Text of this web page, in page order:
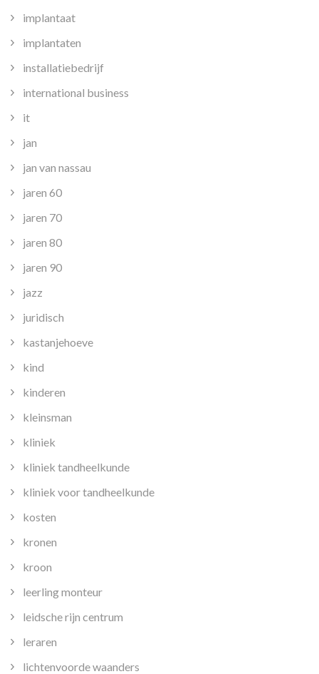
implantaat
implantaten
installatiebedrijf
international business
it
jan
jan van nassau
jaren 60
jaren 70
jaren 80
jaren 90
jazz
juridisch
kastanjehoeve
kind
kinderen
kleinsman
kliniek
kliniek tandheelkunde
kliniek voor tandheelkunde
kosten
kronen
kroon
leerling monteur
leidsche rijn centrum
leraren
lichtenvoorde waanders